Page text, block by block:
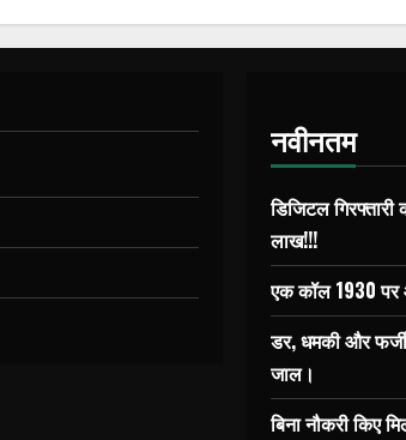
नवीनतम
डिजिटल
लाख!!!
एक कॉल 1930 पर
डर, धमकी और
जाल।
बिना नौकरी किए